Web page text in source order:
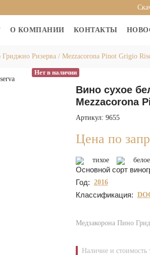
О КОМПАНИИ КОНТАКТЫ
Ризерва / Mezzacorona Pinot Grigio
Нет в наличии
Вино сухое
Mezzacorona
Артикул: 9655
Цена по
тихое белое
Основной сорт
Год: 2016
Классификация:
Медзакорона Пино
Наличие и стоимость